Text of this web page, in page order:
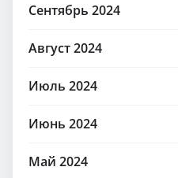
Сентябрь 2024
Август 2024
Июль 2024
Июнь 2024
Май 2024